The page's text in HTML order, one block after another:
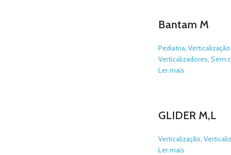
Bantam M
Pediatria, Verticalização,
Verticalizadores, Sem
Ler mais
GLIDER M,L
Verticalização,
Ler mais